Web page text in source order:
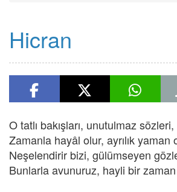
Hicran
O tatlı bakışları, unutulmaz sözleri,
Zamanla hayâl olur, ayrılık yaman
Neşelendirir bizi, gülümseyen
Bunlarla avunuruz, hayli bir